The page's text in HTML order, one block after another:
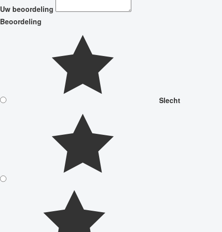
Uw beoordeling
Beoordeling
Slecht